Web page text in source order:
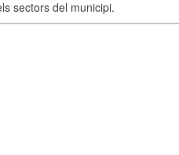
sectors del municipi.